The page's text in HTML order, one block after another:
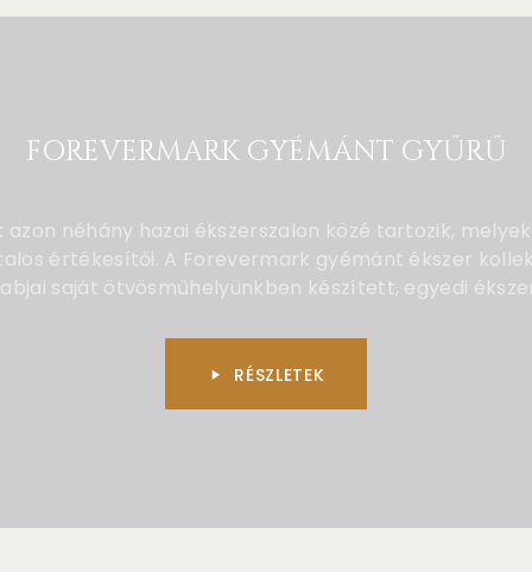
FOREVERMARK GYÉMÁNT GYŰRŰ
azon néhány hazai ékszerszalon közé tartozik,
értékesítői. A Forevermark gyémánt ékszer
saját ötvösműhelyünkben készített, egyedi
RÉSZLETEK